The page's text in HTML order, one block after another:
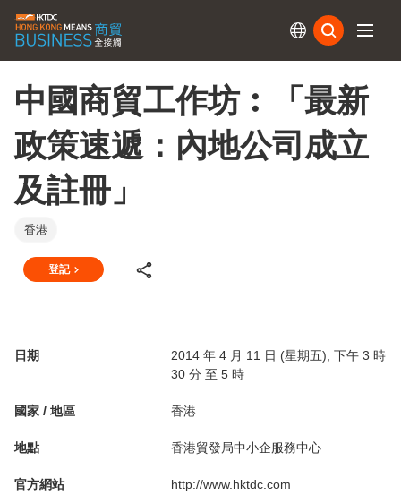
中國商貿工作坊︰「最新
政策速遞：內地公司成立
及註冊」
香港
登記
日期
2014 年 4 月 11 日 (星期五), 下午 3 時
30 分 至 5 時
國家 / 地區 香港
地點 香港貿發局中小企服務中心
官方網站 http://www.hktdc.com